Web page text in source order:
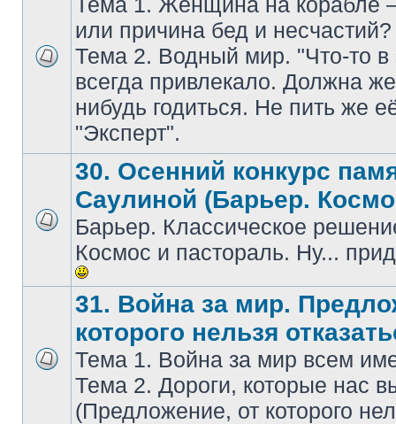
или причина бед и несчастий?
Тема 2. Водный мир. "Что-то в
всегдa привлекaло. Должнa
нибудь годиться. Не пить же
"Эксперт".
30. Осенний конкурс
Саулиной (Барьер.
Барьер. Классическое
Космос и пастораль. Ну...
31. Война за мир.
которого нельзя
Тема 1. Война за мир всем
Тема 2. Дороги, которые нас
(Предложение, от которого